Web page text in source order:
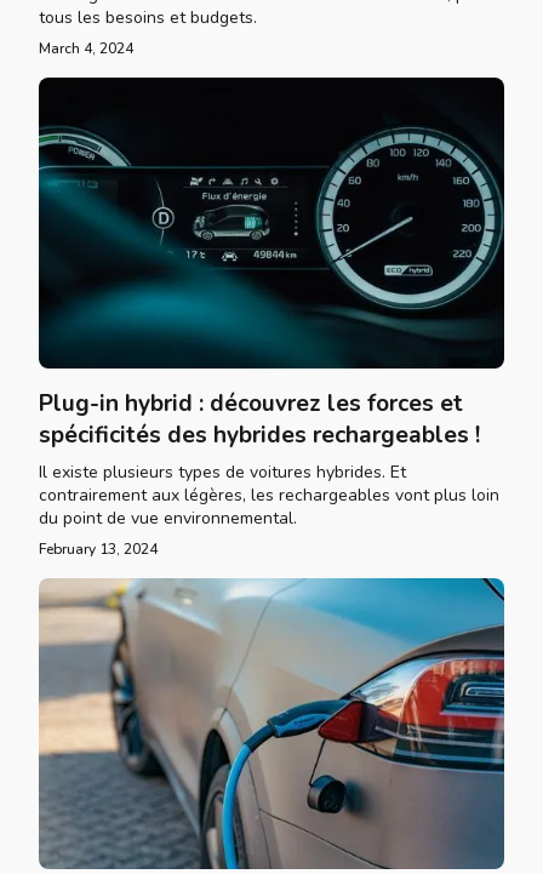
tous les besoins et budgets.
March 4, 2024
Plug-in hybrid : découvrez les forces et
spécificités des hybrides rechargeables !
Il existe plusieurs types de voitures hybrides. Et
contrairement aux légères, les rechargeables vont plus loin
du point de vue environnemental.
February 13, 2024